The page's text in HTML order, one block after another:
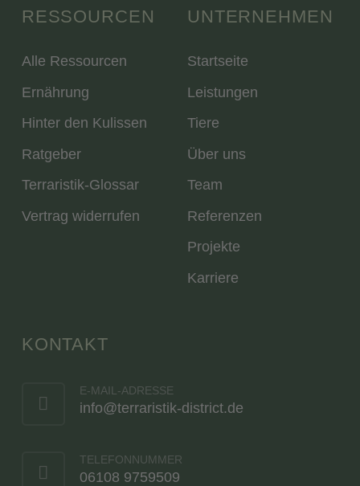
RESSOURCEN
Alle Ressourcen
Ernährung
Hinter den Kulissen
Ratgeber
Terraristik-Glossar
Vertrag widerrufen
UNTERNEHMEN
Startseite
Leistungen
Tiere
Über uns
Team
Referenzen
Projekte
Karriere
KONTAKT
E-MAIL-ADRESSE
info@terraristik-district.de
TELEFONNUMMER
06108 9759509